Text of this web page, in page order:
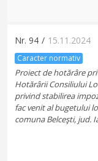
Nr. 94 / 15.11.2024
Caracter normativ
Proiect de hotărâre
Hotărârii Consiliului
privind stabilirea
fac venit al bugetului
comuna Belceşti, jud.